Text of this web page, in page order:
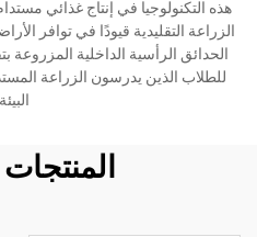
هذه التكنولوجيا في إنتاج غذائي
الزراعة التقليدية قيودًا في توافر
الحدائق الرأسية الداخلية المزروعة
للطلاب الذين يدرسون الزراعة